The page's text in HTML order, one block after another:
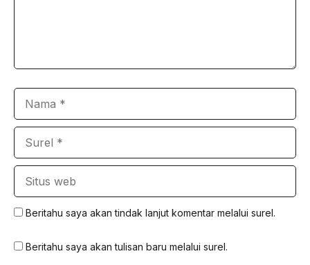
Beritahu saya akan tindak lanjut komentar melalui surel.
Beritahu saya akan tulisan baru melalui surel.